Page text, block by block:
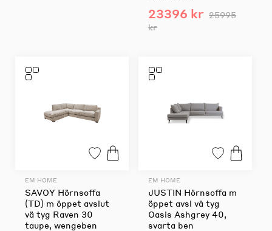
23396 kr 25995
kr
EM HOME
SAVOY Hörnsoffa
(TD) m öppet avslut
vä tyg Raven 30
taupe, wengeben
EM HOME
JUSTIN Hörnsoffa m
öppet avsl vä tyg
Oasis Ashgrey 40,
svarta ben